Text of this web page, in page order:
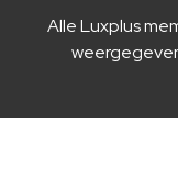
Alle Luxplus